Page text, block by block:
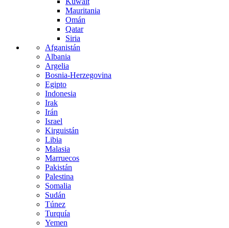
Mauritania
Omán
Qatar
Siria
Afganistán
Albania
Argelia
Bosnia-Herzegovina
Egipto
Indonesia
Irak
Irán
Israel
Kirguistán
Libia
Malasia
Marruecos
Pakistán
Palestina
Somalia
Sudán
Túnez
Turquía
Yemen